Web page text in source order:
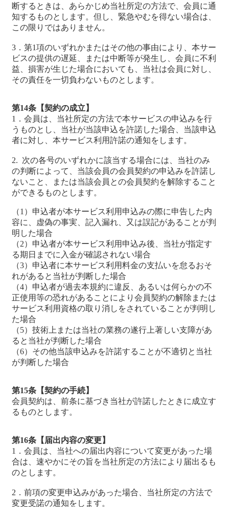
断するときは、あらかじめ当社所定の方法で、会員に通
知するものとします。但し、緊急やむを得ない場合は、
この限りではありません。
3．第1項のいずれかまたはその他の事由により、本サー
ビスの提供の遅延、または中断等が発生し、会員に不利
益、損害が生じた場合においても、当社は会員に対し、
その責任を一切負わないものとします。
第14条【契約の成立】
1．会員は、当社所定の方法で本サービスの申込みを行
うものとし、当社が当該申込を許諾した場合、当該申込
者に対し、本サービス利用許諾の通知をします。
2. 次の各号のいずれかに該当する場合には、当社のみ
の判断によって、当該会員の会員契約の申込みを許諾し
ないこと、または当該会員との会員契約を解除すること
ができるものとします。
（1）申込者が本サービス利用申込みの際に申告した内
容に、虚偽の事実、記入漏れ、又は誤記があることが判
明した場合
（2）申込者が本サービス利用申込み後、当社が指定す
る期日までに入金が確認されない場合
（3）申込者に本サービス利用料金の支払いを怠るおそ
れがあると当社が判断した場合
（4）申込者が過去本規約に違反、あるいは何らかの不
正使用等の恐れがあることにより会員契約の解除または
サービス利用資格の取り消しをされていることが判明し
た場合
（5）技術上または当社の業務の遂行上著しい支障があ
ると当社が判断した場合
（6）その他当該申込みを許諾することが不適切と当社
が判断した場合
第15条【契約の手続】
会員契約は、前条に基づき当社が許諾したときに成立す
るものとします。
第16条【届出内容の変更】
1．会員は、当社への届出内容について変更があった場
合は、速やかにその旨を当社所定の方法により届出るも
のとします。
2．前項の変更申込みがあった場合、当社所定の方法で
変更受諾の通知をします。